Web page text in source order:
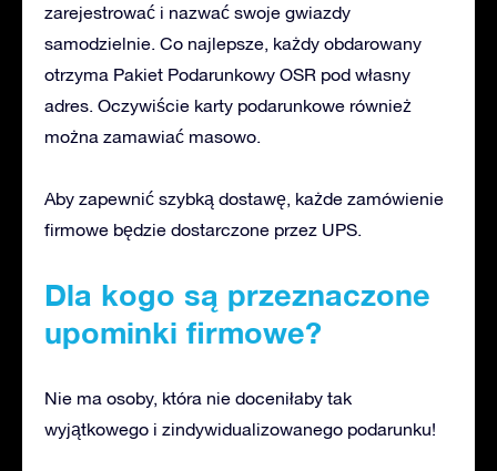
zarejestrować i nazwać swoje gwiazdy
samodzielnie. Co najlepsze, każdy obdarowany
otrzyma Pakiet Podarunkowy OSR pod własny
adres. Oczywiście karty podarunkowe również
można zamawiać masowo.
Aby zapewnić szybką dostawę, każde zamówienie
firmowe będzie dostarczone przez UPS.
Dla kogo są przeznaczone
upominki firmowe?
Nie ma osoby, która nie doceniłaby tak
wyjątkowego i zindywidualizowanego podarunku!